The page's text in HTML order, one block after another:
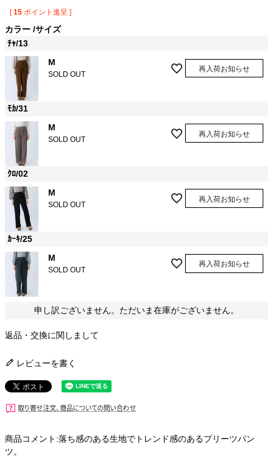
[ 15 ポイント進呈 ]
カラー サイズ
ﾁｬ/13
M
SOLD OUT
再入荷お知らせ
ﾓｶ/31
M
SOLD OUT
再入荷お知らせ
ｸﾛ/02
M
SOLD OUT
再入荷お知らせ
ｶｰｷ/25
M
SOLD OUT
再入荷お知らせ
申し訳ございません。ただいま在庫がございません。
返品・交換に関しまして
レビューを書く
商品コメント:落ち感のある生地でトレンド感のあるプリーツパン
ツ。